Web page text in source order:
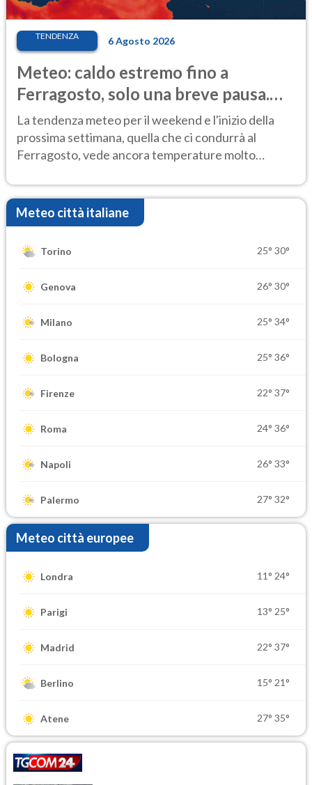
TENDENZA 6 Agosto 2026
Meteo: caldo estremo fino a
Ferragosto, solo una breve pausa.
Ecco dove
La tendenza meteo per il weekend e l'inizio della
prossima settimana, quella che ci condurrà al
Ferragosto, vede ancora temperature molto
Meteo città italiane
Torino 25° 30°
Genova 26° 30°
Milano 25° 34°
Bologna 25° 36°
Firenze 22° 37°
Roma 24° 36°
Napoli 26° 33°
Palermo 27° 32°
Meteo città europee
Londra 11° 24°
Parigi 13° 25°
Madrid 22° 37°
Berlino 15° 21°
Atene 27° 35°